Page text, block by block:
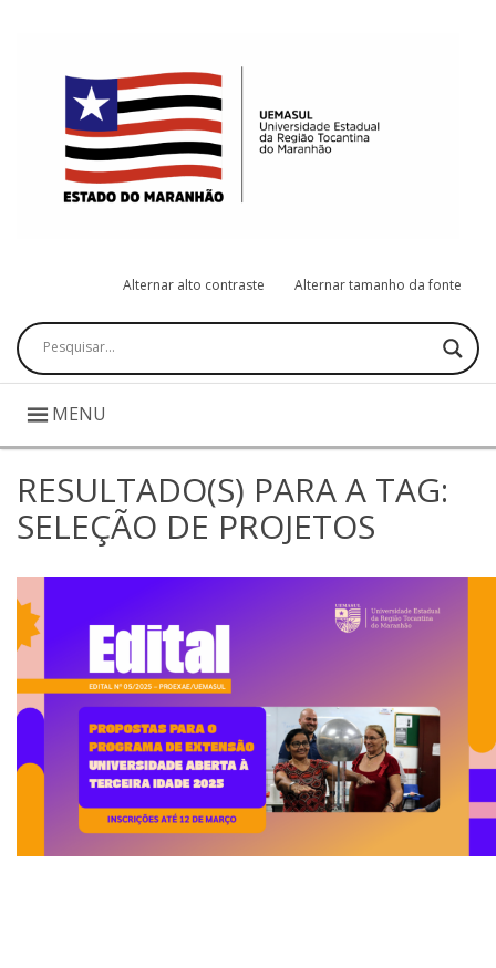
Alternar alto contraste Alternar tamanho da fonte
Pesquisar
MENU
RESULTADO(S) PARA A TAG:
SELEÇÃO DE PROJETOS